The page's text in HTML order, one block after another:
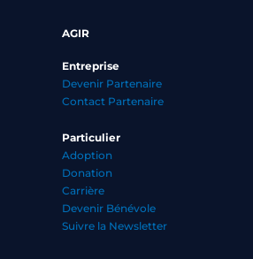
AGIR
Entreprise
Devenir Partenaire
Contact Partenaire
Particulier
Adoption
Donation
Carrière
Devenir Bénévole
Suivre la Newsletter